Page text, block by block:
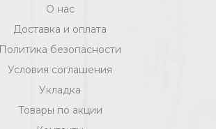
О нас
Доставка и оплата
Политика безопасности
Условия соглашения
Укладка
Товары по акции